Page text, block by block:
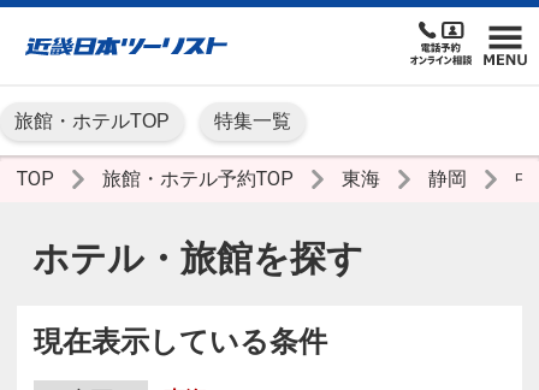
旅館・ホテルTOP 特集一覧
TOP 旅館・ホテル予約TOP 東海 静岡
ホテル・旅館を探す
現在表示している条件